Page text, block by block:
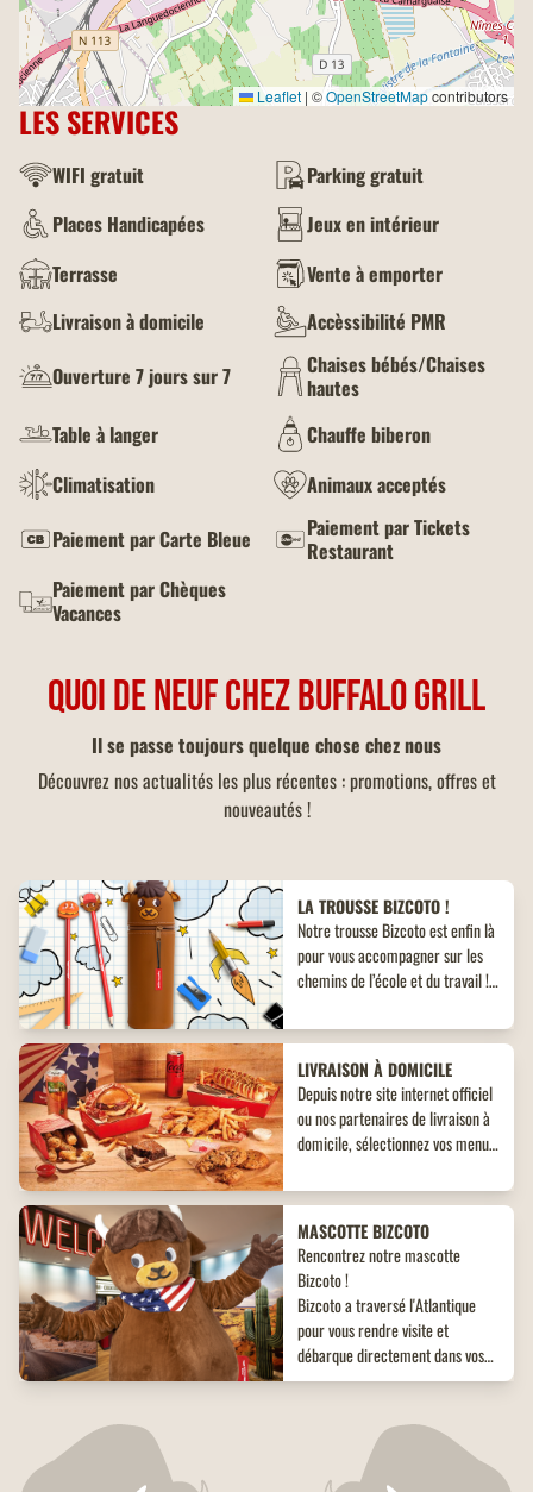
Leaflet | ©OpenStreetMapcontributors
LES SERVICES
WIFI gratuit
Parking gratuit
Places Handicapées
Jeux en intérieur
Terrasse
Vente à emporter
Livraison à domicile
Accèssibilité PMR
Ouverture 7 jours sur 7
Chaises bébés/Chaises
hautes
Table à langer
Chauffe biberon
Climatisation
Animaux acceptés
Paiement par Carte Bleue
Paiement par Tickets
Restaurant
Paiement par Chèques
Vacances
QUOI DE NEUF CHEZ BUFFALO GRILL
Il se passe toujours quelque chose chez nous
Découvrez nos actualités les plus récentes : promotions, offres et
nouveautés !
LA TROUSSE BIZCOTO !
Notre trousse Bizcoto est enfin là
pour vous accompagner sur les
chemins de l’école et du travail !
inédit à ne pas manquer !
LIVRAISON À DOMICILE
Depuis notre site internet officiel
ou nos partenaires de livraison à
domicile, sélectionnez vos menus,
desserts. Un large choix de plats
envies !
MASCOTTE BIZCOTO
Rencontrez notre mascotte
Bizcoto !
Bizcoto a traversé l'Atlantique
pour vous rendre visite et
débarque directement dans vos
restaurants Buffalo Grill*! Venez
et offrez à vos enfants une
expérience unique et mémorable
Tout beaux, tout neufs ! Retrouvez
tous nos restaurants Buffalo Grill
fraîchement rénovés.